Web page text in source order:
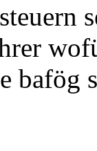
bafög